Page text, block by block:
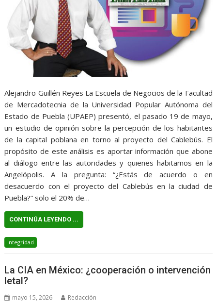
Alejandro Guillén Reyes La Escuela de Negocios de la Facultad
de Mercadotecnia de la Universidad Popular Autónoma del
Estado de Puebla (UPAEP) presentó, el pasado 19 de mayo,
un estudio de opinión sobre la percepción de los habitantes
de la capital poblana en torno al proyecto del Cablebús. El
propósito de este análisis es aportar información que abone
al diálogo entre las autoridades y quienes habitamos en la
Angelópolis. A la pregunta: “¿Estás de acuerdo o en
desacuerdo con el proyecto del Cablebús en la ciudad de
Puebla?” solo el 20% de…
CONTINÚA LEYENDO ...
Integridad
La CIA en México: ¿cooperación o intervención
letal?
mayo 15, 2026 Redacción